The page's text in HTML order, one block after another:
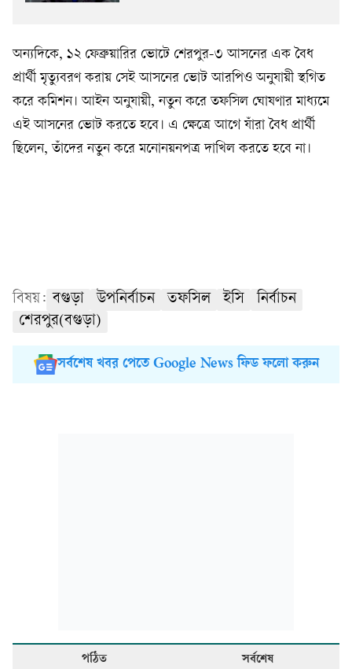
অন্যদিকে, ১২ ফেব্রুয়ারির ভোটে শেরপুর-৩ আসনের এক বৈধ
প্রার্থী মৃত্যুবরণ করায় সেই আসনের ভোট আরপিও অনুযায়ী স্থগিত
করে কমিশন। আইন অনুযায়ী, নতুন করে তফসিল ঘোষণার মাধ্যমে
এই আসনের ভোট করতে হবে। এ ক্ষেত্রে আগে যাঁরা বৈধ প্রার্থী
ছিলেন, তাঁদের নতুন করে মনোনয়নপত্র দাখিল করতে হবে না।
বিষয়: বগুড়া উপনির্বাচন তফসিল ইসি
নির্বাচন
শেরপুর(বগুড়া)
সর্বশেষ খবর পেতে Google News ফিড ফলো করুন
পঠিত সর্বশেষ